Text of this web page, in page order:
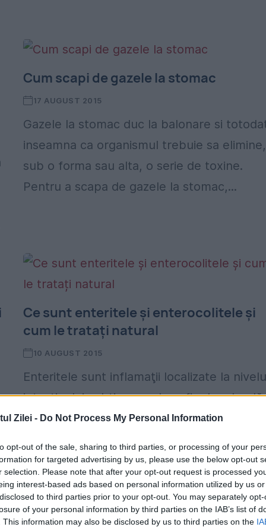
Zilei - Do Not Process My Personal Information
opt-out of the sale, sharing to third parties, or processing of your
for targeted advertising by us, please use the below opt-out
selection. Please note that after your opt-out request is processed
interest-based ads based on personal information utilized by us
to third parties prior to your opt-out. You may separately
of your personal information by third parties on the IAB’s list of
This information may also be disclosed by us to third parties on the
Cum scapi de gazele la stomac
17 AUGUST 2015
Gazele la stomac duc la balonare si
inseamna ca organismul trebuie sa elimine,
sub o forma sau alta, o serie de toxine.
Pentru a scapa de gazele la stomac,...
Ce sunt enteritele și enterocolitele și
cum le tratați natural
10 AUGUST 2015
Enteritele sunt inflamaţii localizate la
intestinului subţire, produse fie de o boală
generală, fie din cauza unor factori externi,
infectate sau prin tratamente...